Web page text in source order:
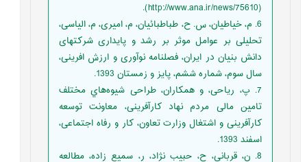
6. م، خیاطیان، س. ح، طباطبائیان، م، امیری، م، الیاسی،
تحلیلی بر عوامل موثر بر رشد و پایداری شرکتهای
دانش بنیان در ایران، فصلنامه نوآوری و ارزش افرینی،
سال سوم، شماره ششم، پایز و زمستان 1393.
7. پ، ریاحی،‌ و همکاران، طراحی شیوه‌هاي مختلف
تامین مالی مردم نهاد کارآفرینی،‌ معاونت توسعه
کارآفرینی و اشتغال وزارت تعاون، کار و رفاه اجتماعی،‌
اسفند 1393.
8. ن، قربانی، ح، حبیب نژاد، ر، سمیع زاده، مطالعه